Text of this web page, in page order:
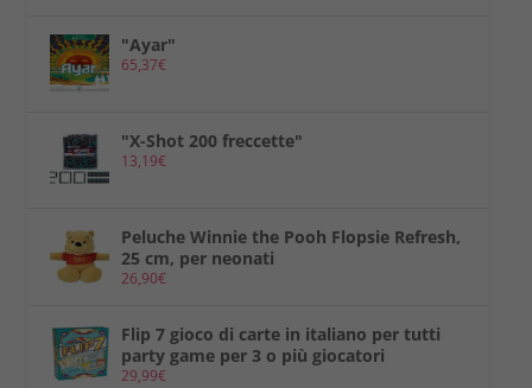
"Ayar"
65,37€
"X-Shot 200 freccette"
13,19€
Peluche Winnie the Pooh Flopsie Refresh,
25 cm, per neonati
26,90€
Flip 7 gioco di carte in italiano per tutti
party game per 3 o più giocatori
29,99€